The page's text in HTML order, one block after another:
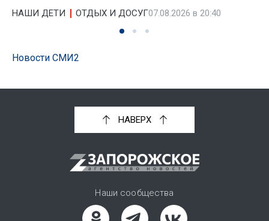
НАШИ ДЕТИ ОТДЫХ И ДОСУГ07.08.2026 в 20:40
Новости СМИ2
НАВЕРХ
Наши сообщества